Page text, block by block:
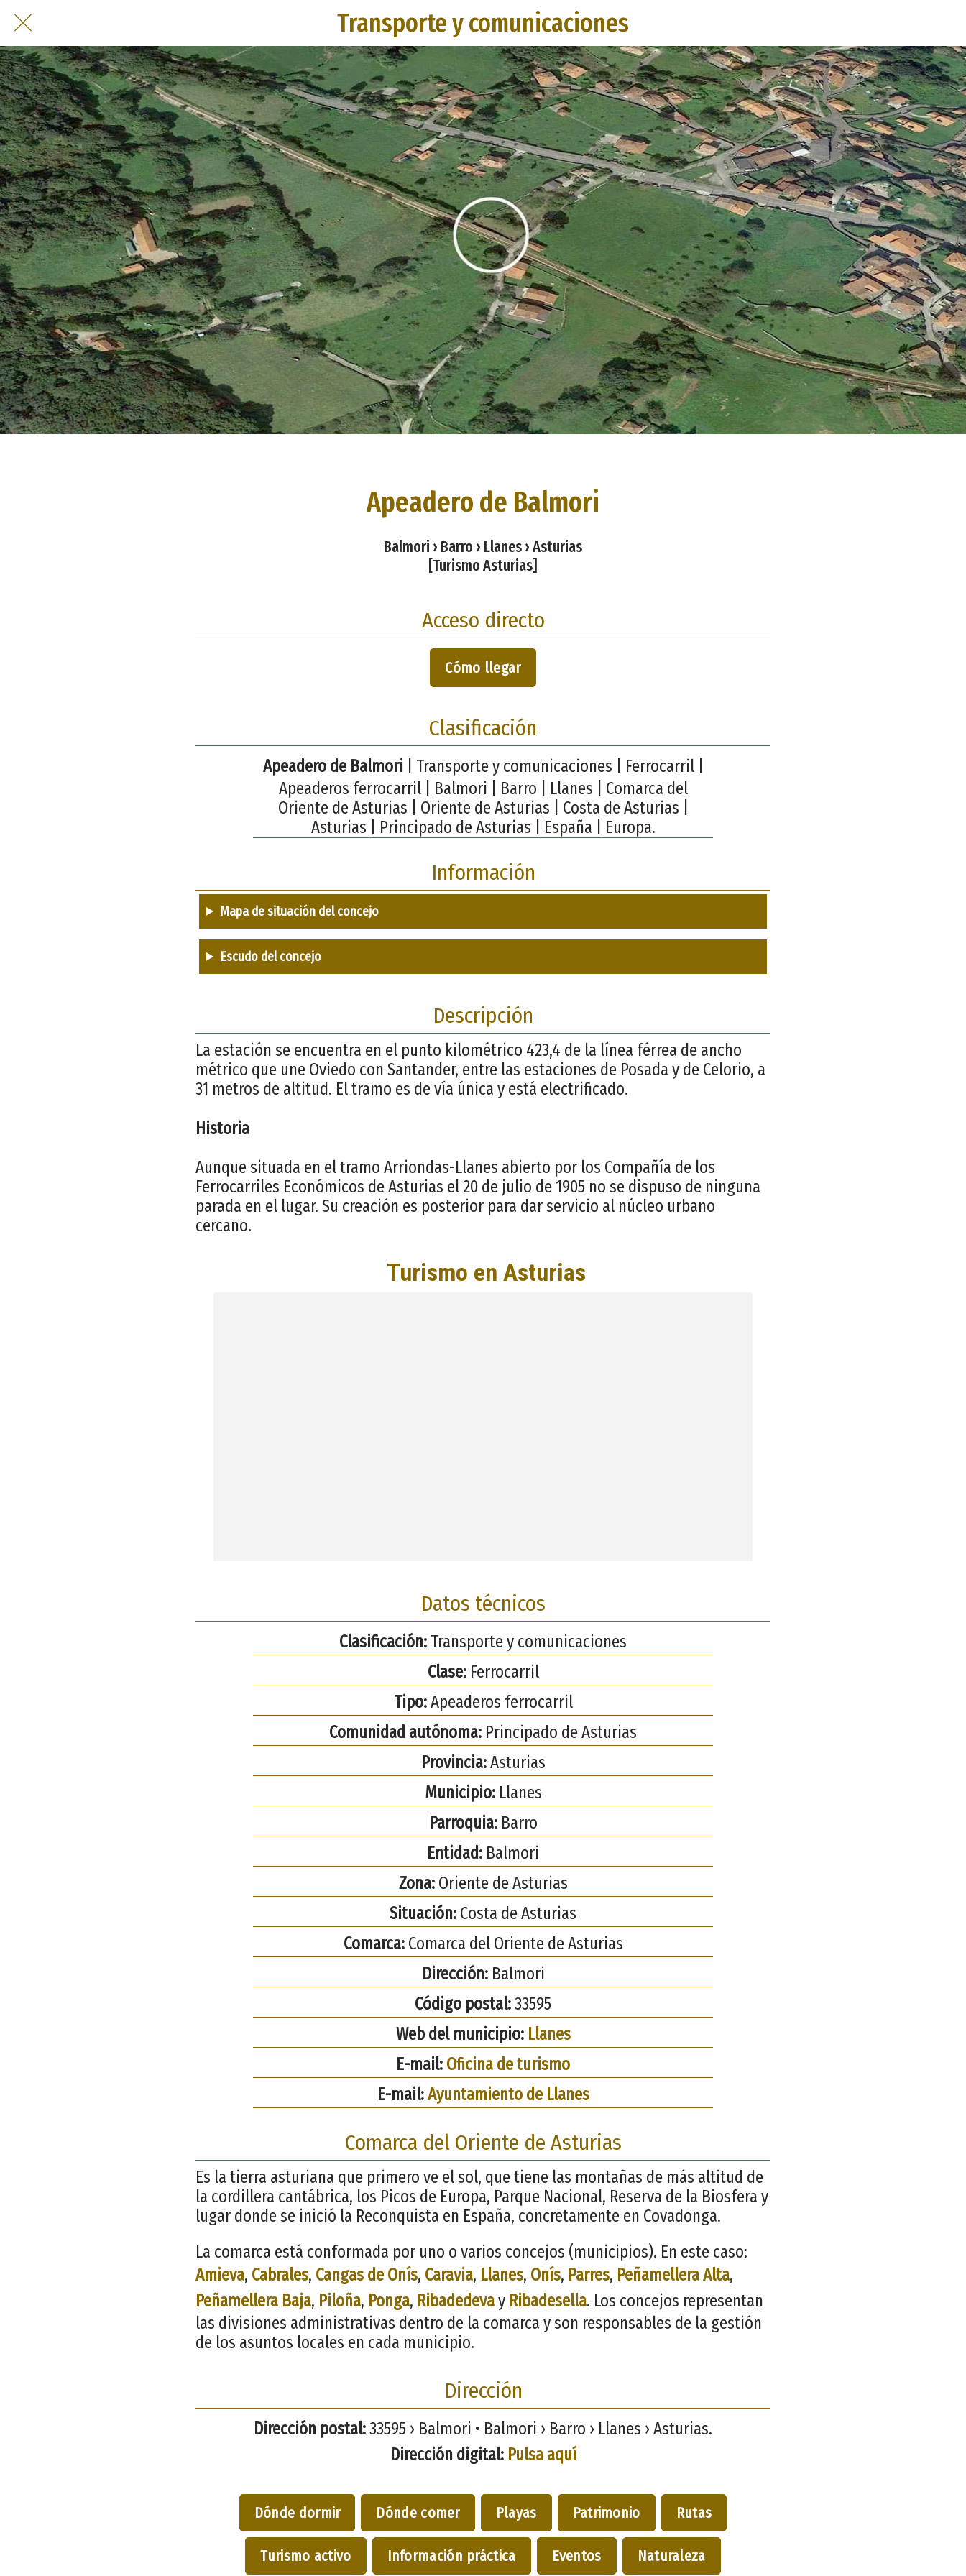
Transporte y comunicaciones
Apeadero de Balmori
Balmori › Barro › Llanes › Asturias
[Turismo Asturias]
Acceso directo
Cómo llegar
Clasificación
Apeadero de Balmori | Transporte y comunicaciones | Ferrocarril |
Apeaderos ferrocarril | Balmori | Barro | Llanes | Comarca del
Oriente de Asturias | Oriente de Asturias | Costa de Asturias |
Asturias | Principado de Asturias | España | Europa.
Información
Mapa de situación del concejo
Escudo del concejo
Descripción
La estación se encuentra en el punto kilométrico 423,4 de la línea férrea de ancho
métrico que une Oviedo con Santander, entre las estaciones de Posada y de Celorio, a
31 metros de altitud. El tramo es de vía única y está electrificado.
Historia
Aunque situada en el tramo Arriondas-Llanes abierto por los Compañía de los
Ferrocarriles Económicos de Asturias el 20 de julio de 1905 no se dispuso de ninguna
parada en el lugar. Su creación es posterior para dar servicio al núcleo urbano
cercano.
Datos técnicos
Clasificación: Transporte y comunicaciones
Clase:Ferrocarril
Tipo:Apeaderos ferrocarril
Comunidad autónoma: Principado de Asturias
Provincia:Asturias
Municipio:Llanes
Parroquia:Barro
Entidad: Balmori
Zona:Oriente de Asturias
Situación: Costa de Asturias
Comarca:Comarca del Oriente de Asturias
Dirección:Balmori
Código postal:33595
Web del municipio: Llanes
E-mail: Oficina de turismo
E-mail:Ayuntamiento de Llanes
Comarca del Oriente de Asturias
Es la tierra asturiana que primero ve el sol, que tiene las montañas de más altitud de
la cordillera cantábrica, los Picos de Europa, Parque Nacional, Reserva de la Biosfera y
lugar donde se inició la Reconquista en España, concretamente en Covadonga.
La comarca está conformada por uno o varios concejos (municipios). En este caso:
Amieva, Cabrales, Cangas de Onís, Caravia, Llanes, Onís, Parres, Peñamellera Alta,
Peñamellera Baja, Piloña, Ponga, Ribadedevay Ribadesella. Los concejos representan
las divisiones administrativas dentro de la comarca y son responsables de la gestión
de los asuntos locales en cada municipio.
Dirección
Dirección postal:33595 › Balmori • Balmori › Barro › Llanes › Asturias.
Dirección digital: Pulsa aquí
Dónde dormir Dónde comer Playas Patrimonio Rutas
Turismo activo Información práctica Eventos Naturaleza